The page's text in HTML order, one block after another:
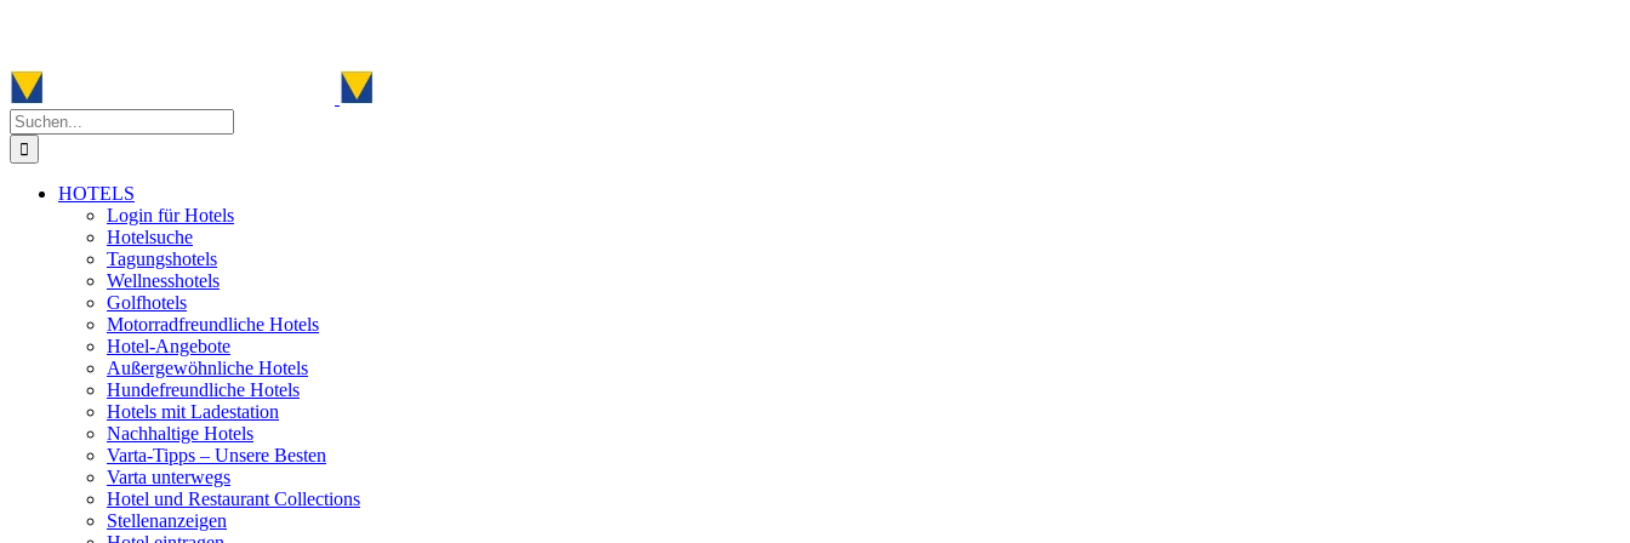
Suche
nach:
HOTELS
Login für Hotels
Hotelsuche
Tagungshotels
Wellnesshotels
Golfhotels
Motorradfreundliche Hotels
Hotel-Angebote
Außergewöhnliche Hotels
Hundefreundliche Hotels
Hotels mit Ladestation
Nachhaltige Hotels
Varta-Tipps – Unsere Besten
Varta unterwegs
Hotel und Restaurant Collections
Stellenanzeigen